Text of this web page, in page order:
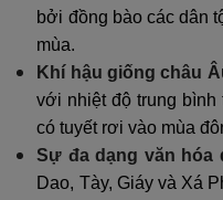
bởi đồng bào các dân
mùa.
Khí hậu giống châu
với nhiệt độ trung bình
có tuyết rơi vào mùa
Sự đa dạng văn hóa
Dao, Tày, Giáy và Xá